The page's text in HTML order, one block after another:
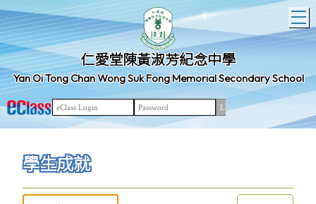
仁愛堂陳黃淑芳紀念中學
Yan Oi Tong Chan Wong Suk Fong Memorial Secondary School
學生成就